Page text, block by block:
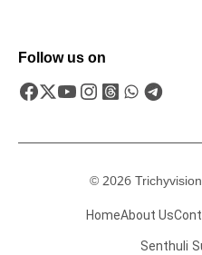
Follow us on
© 2026
HomeAbout Us
Senthuli